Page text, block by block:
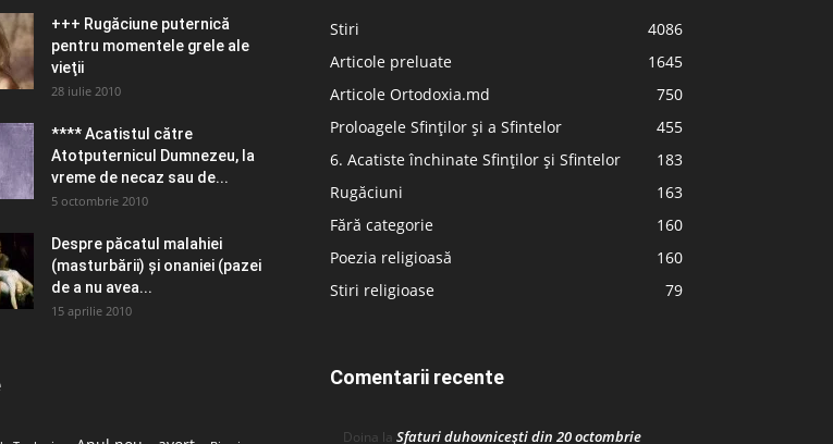
+++ Rugăciune puternică
pentru momentele grele ale
vieţii
28 iulie 2010
**** Acatistul către
Atotputernicul Dumnezeu, la
vreme de necaz sau de...
5 octombrie 2010
Despre păcatul malahiei
(masturbării) şi onaniei (pazei
de a nu avea...
15 aprilie 2010
Stiri
4086
Articole preluate
1645
Articole Ortodoxia.md
750
Proloagele Sfinților și a Sfintelor
455
6. Acatiste închinate Sfinților și Sfintelor
183
Rugăciuni
163
Fără categorie
160
Poezia religioasă
160
Stiri religioase
79
Comentarii recente
Doina la Sfaturi duhovnicești din 20 octombrie